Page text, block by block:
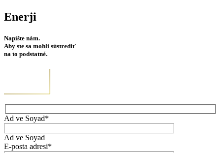
Enerji
Napíšte nám.
Aby ste sa mohli sústrediť
na to podstatné.
Ad ve Soyad*
Ad ve Soyad
E-posta adresi*